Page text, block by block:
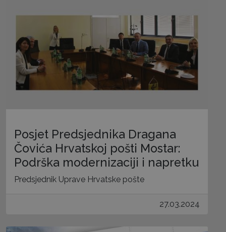
Posjet Predsjednika Dragana
Čovića Hrvatskoj pošti Mostar:
Podrška modernizaciji i napretku
Predsjednik Uprave Hrvatske pošte
27.03.2024